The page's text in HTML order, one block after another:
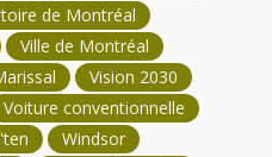
de Montréal
Ville de Montréal
Vision 2030
Voiture conventionnelle
Windsor